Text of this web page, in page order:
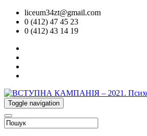
liceum34zt@gmail.com
0 (412) 47 45 23
0 (412) 43 14 19
Toggle navigation